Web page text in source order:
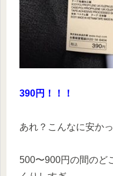
390円！！！
あれ？こんなに安か
500〜900円の間のど